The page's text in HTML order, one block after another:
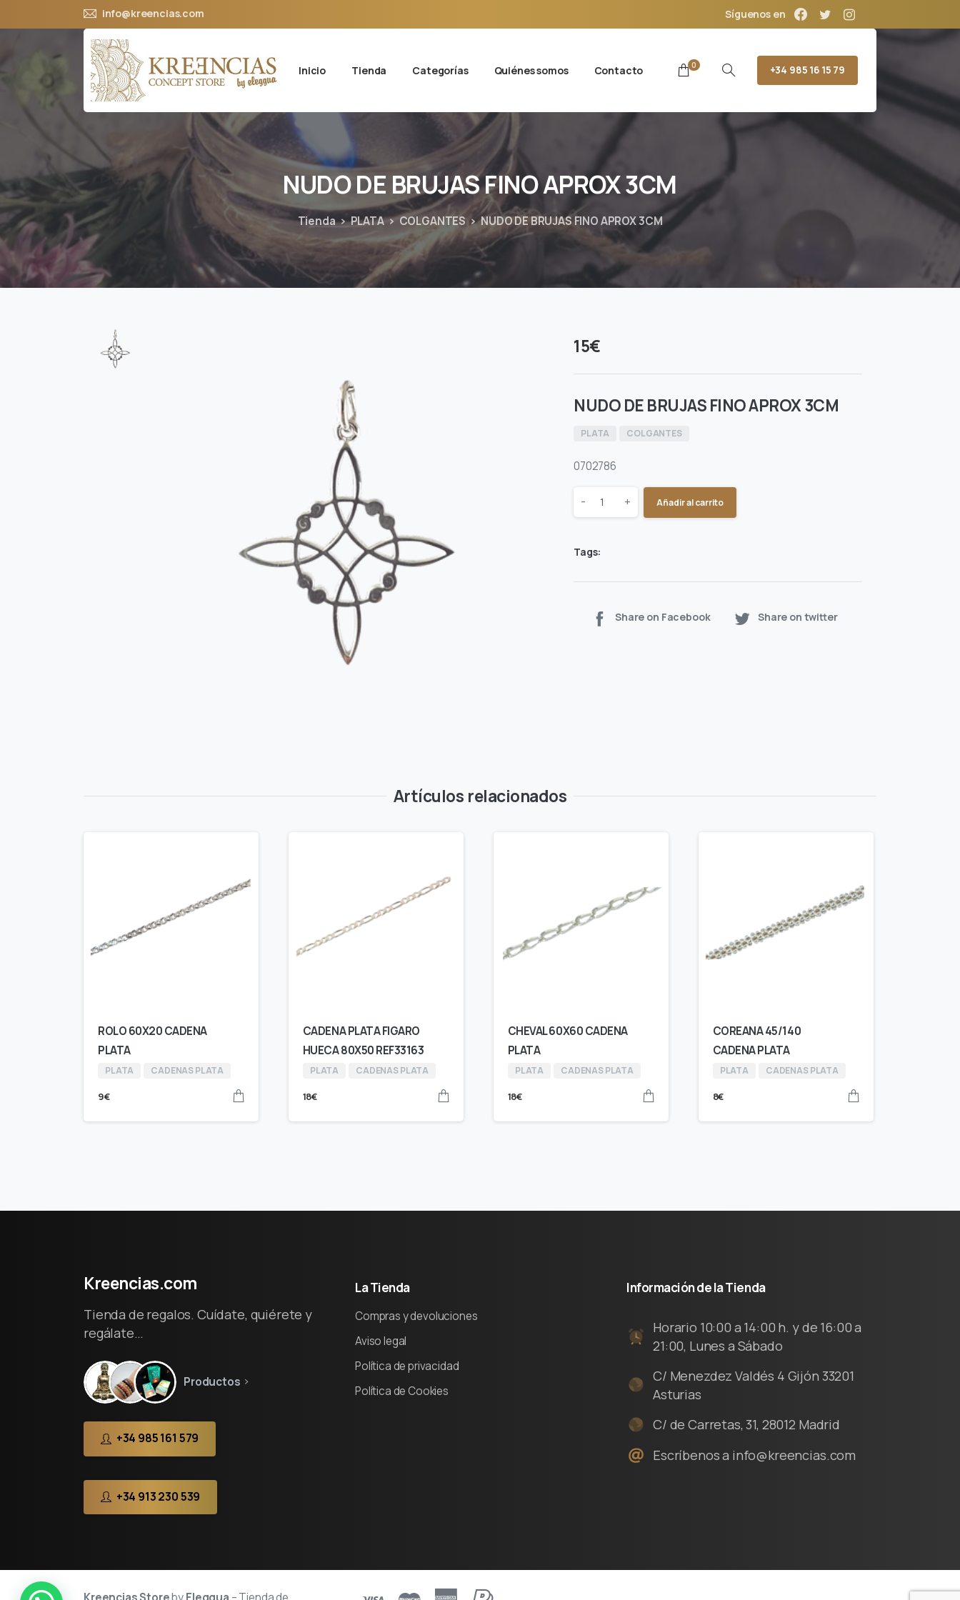
info@kreencias.com Síguenos en
Inicio Tienda Categorías Quiénes somos Contacto 0 +34 985 16 15 79
NUDODE BRUJASFINOAPROX3CM
Tienda PLATA COLGANTES NUDO DE BRUJAS FINO APROX 3CM
15€
NUDO DE BRUJAS FINO APROX 3CM
PLATA COLGANTES
0702786
Quantity
- + Añadir al carrito
Tags:
Share on Facebook Share on twitter
Artículos relacionados
ROLO 60X20 CADENA
PLATA
PLATA CADENAS PLATA
9€
CADENA PLATA FIGARO
HUECA 80X50 REF33163
PLATA CADENAS PLATA
18€
CHEVAL 60X60 CADENA
PLATA
PLATA CADENAS PLATA
18€
COREANA 45/140
CADENA PLATA
PLATA CADENAS PLATA
8€
Kreencias.com
Tienda de regalos. Cuídate, quiérete y
regálate…
Productos
+34 985 161 579
+34 913 230 539
LaTienda
Compras y devoluciones
Aviso legal
Política de privacidad
Política de Cookies
InformacióndelaTienda
Horario 10:00 a 14:00 h. y de 16:00 a
21:00, Lunes a Sábado
C/ Menezdez Valdés 4 Gijón 33201
Asturias
C/ de Carretas, 31, 28012 Madrid
Escríbenos a info@kreencias.com